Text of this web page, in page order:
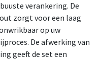
verankering. De
zorgt voor een laag
op uw
De afwerking van
geeft de set een